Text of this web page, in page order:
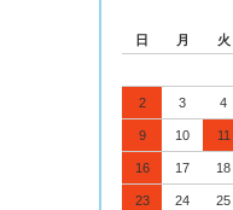
日
月 火
2 3 4
9 10 11
16 17 18
23 24 25